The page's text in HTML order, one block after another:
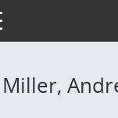
navigation
Miller,